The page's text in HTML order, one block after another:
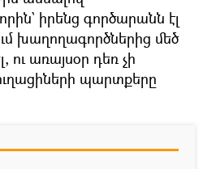
իրենց գործարանն էլ
խաղողագործներից մեծ
ու առայսօր դեռ չի
պարտքերը